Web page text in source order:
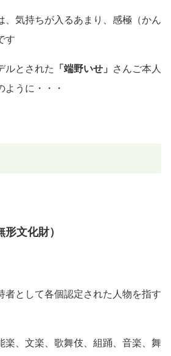
、気持ちが入るあまり、感極 （かん
す
ルとされた 「端野いせ」
さんご本人
ように・・・
文化財）
者として各個認定された人物を指す
楽、文楽、歌舞伎、組踊、音楽、舞